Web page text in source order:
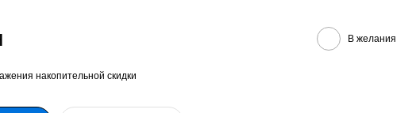
В желания
накопительной скидки